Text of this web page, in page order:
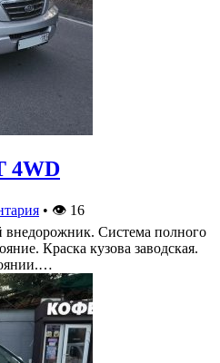
4WD
• 👁 16
Система полного
Краска кузова заводская.